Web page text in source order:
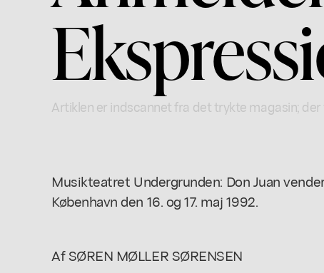
Artiklen er indscannet fra det trykte magasin;
Musikteatret Undergrunden: Don Juan
København den 16. og 17. maj 1992.
Af SØREN MØLLER SØRENSEN